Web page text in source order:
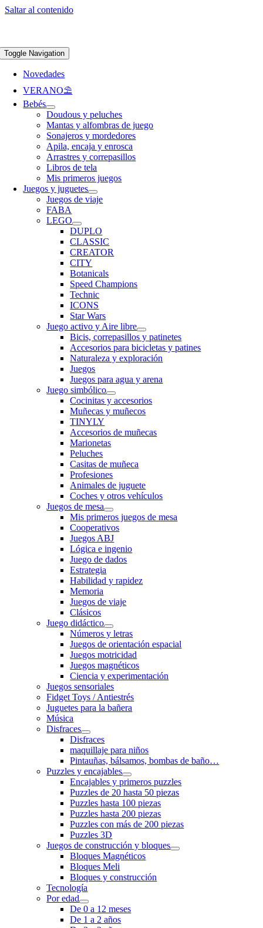
Saltar al contenido
Toggle Navigation
Novedades
VERANO⛱️​
Bebés
Doudous y peluches
Mantas y alfombras de juego
Sonajeros y mordedores
Apila, encaja y enrosca
Arrastres y correpasillos
Libros de tela
Mis primeros juegos
Juegos y juguetes
Juegos de viaje
FABA
LEGO
DUPLO
CLASSIC
CREATOR
CITY
Botanicals
Speed Champions
Technic
ICONS
Star Wars
Juego activo y Aire libre
Bicis, correpasillos y patinetes
Accesorios para bicicletas y patines
Naturaleza y exploración
Juegos
Juegos para agua y arena
Juego simbólico
Cocinitas y accesorios
Muñecas y muñecos
TINYLY
Accesorios de muñecas
Marionetas
Peluches
Casitas de muñeca
Profesiones
Animales de juguete
Coches y otros vehículos
Juegos de mesa
Mis primeros juegos de mesa
Cooperativos
Juegos ABJ
Lógica e ingenio
Juego de dados
Estrategia
Habilidad y rapidez
Memoria
Juegos de viaje
Clásicos
Juego didáctico
Números y letras
Juegos de orientación espacial
Juegos motricidad
Juegos magnéticos
Ciencia y experimentación
Juegos sensoriales
Fidget Toys / Antiestrés
Juguetes para la bañera
Música
Disfraces
Disfraces
maquillaje para niños
Pintauñas, bálsamos, bombas de baño…
Puzzles y encajables
Encajables y primeros puzzles
Puzzles de 20 hasta 50 piezas
Puzzles hasta 100 piezas
Puzzles hasta 200 piezas
Puzzles con más de 200 piezas
Puzzles 3D
Juegos de construcción y bloques
Bloques Magnéticos
Bloques Meli
Bloques y construcción
Tecnología
Por edad
De 0 a 12 meses
De 1 a 2 años